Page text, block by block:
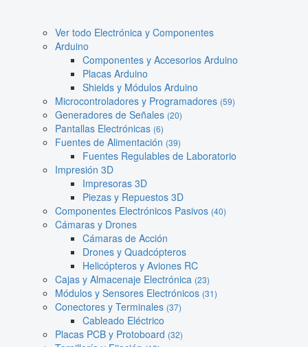
Ver todo Electrónica y Componentes
Arduino
Componentes y Accesorios Arduino
Placas Arduino
Shields y Módulos Arduino
Microcontroladores y Programadores (59)
Generadores de Señales (20)
Pantallas Electrónicas (6)
Fuentes de Alimentación (39)
Fuentes Regulables de Laboratorio
Impresión 3D
Impresoras 3D
Piezas y Repuestos 3D
Componentes Electrónicos Pasivos (40)
Cámaras y Drones
Cámaras de Acción
Drones y Quadcópteros
Helicópteros y Aviones RC
Cajas y Almacenaje Electrónica (23)
Módulos y Sensores Electrónicos (31)
Conectores y Terminales (37)
Cableado Eléctrico
Placas PCB y Protoboard (32)